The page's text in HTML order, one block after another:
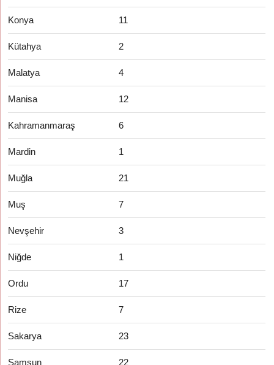
Konya 11
Kütahya 2
Malatya 4
Manisa 12
Kahramanmaraş 6
Mardin 1
Muğla 21
Muş 7
Nevşehir 3
Niğde 1
Ordu 17
Rize 7
Sakarya 23
Samsun 22